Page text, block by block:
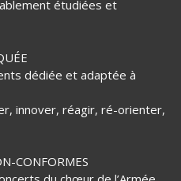
étudiées et
dédiée et adaptée à
innover, réagir, ré-orienter,
CONFORMES